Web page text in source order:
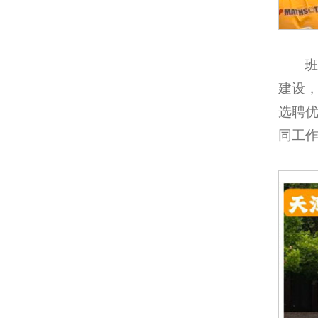
建设
选聘
同工